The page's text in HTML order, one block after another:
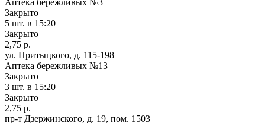
Закрыто
5 шт. в 15:20
Закрыто
2,75 р.
ул. Притыцкого, д. 115-198
Аптека бережливых №13
Закрыто
3 шт. в 15:20
Закрыто
2,75 р.
пр-т Дзержинского, д. 19, пом. 1503